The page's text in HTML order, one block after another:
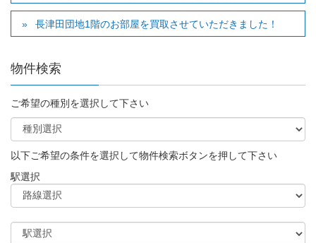
長津田団地1階のお部屋を買取させていただきました！
物件検索
ご希望の種別を選択して下さい
以下ご希望の条件を選択して物件検索ボタンを押して下さい
駅選択